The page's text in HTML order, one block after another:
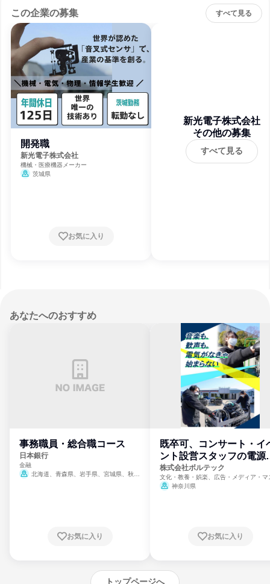
この企業の募集 すべて見る
開発職
新光電子株式会社
機械・医療機器メーカー
茨城県
お気に入り
新光電子株式会社
その他の募集
すべて見る
あなたへのおすすめ
事務職員・総合職コース
日本銀行
金融
北海道、青森県、岩手県、宮城県、秋田
崎県、熊本県、大分県、宮崎県、鹿児島県、
お気に入り
既卒可、コンサート・イ
ント設営スタッフの電源
門
株式会社ボルテック
文化・教養・娯楽、広告・メディア・マ
ミ、電力・ガス・水道・エネルギー
神奈川県
お気に入り
トップページへ